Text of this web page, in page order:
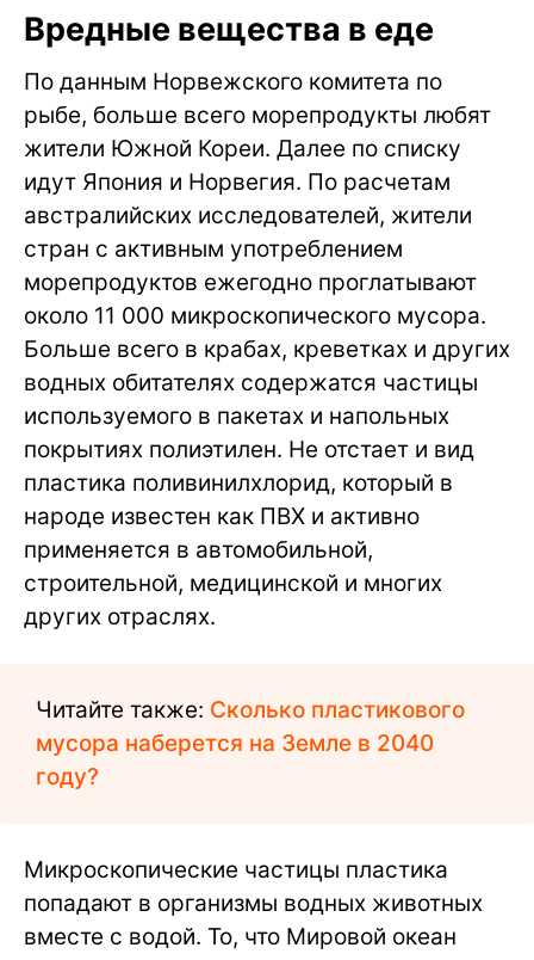
Вредные вещества в еде
По данным Норвежского комитета по
рыбе, больше всего морепродукты любят
жители Южной Кореи. Далее по списку
идут Япония и Норвегия. По расчетам
австралийских исследователей, жители
стран с активным употреблением
морепродуктов ежегодно проглатывают
около 11 000 микроскопического мусора.
Больше всего в крабах, креветках и других
водных обитателях содержатся частицы
используемого в пакетах и напольных
покрытиях полиэтилен. Не отстает и вид
пластика поливинилхлорид, который в
народе известен как ПВХ и активно
применяется в автомобильной,
строительной, медицинской и многих
других отраслях.
Читайте также: Сколько пластикового
мусора наберется на Земле в 2040
году?
Микроскопические частицы пластика
попадают в организмы водных животных
вместе с водой. То, что Мировой океан